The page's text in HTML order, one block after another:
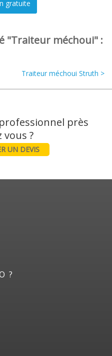
"Traiteur méchoui" :
Traiteur méchoui Struth >
près
UN DEVIS
?